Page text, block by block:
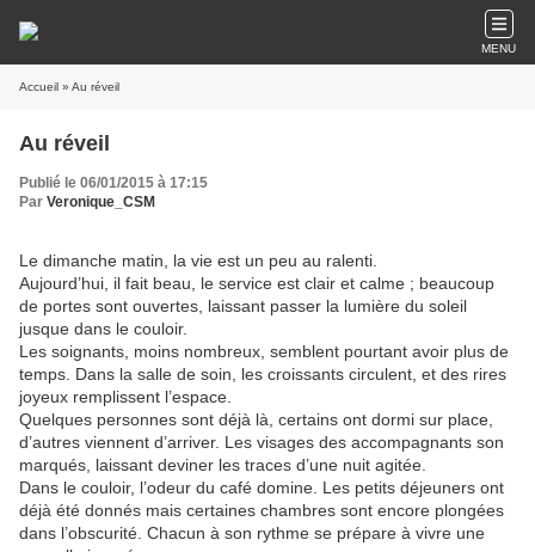
MENU
Accueil » Au réveil
Au réveil
Publié le 06/01/2015 à 17:15
Par Veronique_CSM
Le dimanche matin, la vie est un peu au ralenti.
Aujourd’hui, il fait beau, le service est clair et calme ; beaucoup
de portes sont ouvertes, laissant passer la lumière du soleil
jusque dans le couloir.
Les soignants, moins nombreux, semblent pourtant avoir plus de
temps. Dans la salle de soin, les croissants circulent, et des rires
joyeux remplissent l’espace.
Quelques personnes sont déjà là, certains ont dormi sur place,
d’autres viennent d’arriver. Les visages des accompagnants son
marqués, laissant deviner les traces d’une nuit agitée.
Dans le couloir, l’odeur du café domine. Les petits déjeuners ont
déjà été donnés mais certaines chambres sont encore plongées
dans l’obscurité. Chacun à son rythme se prépare à vivre une